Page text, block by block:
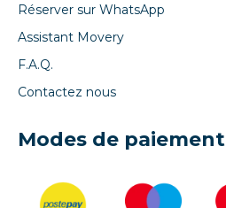
Réserver sur WhatsApp
Assistant Movery
F.A.Q.
Contactez nous
Modes de paiement